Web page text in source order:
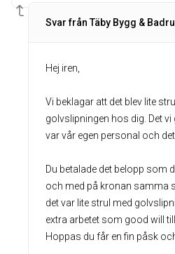
Svar från Täby Bygg &
Hej iren,
Vi beklagar att det blev lite
golvslipningen hos dig. Det
var vår egen personal och
Du betalade det belopp som
och med på kronan samma
det var lite strul med
extra arbetet som good will till